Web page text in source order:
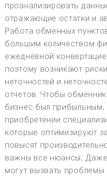
проанализировать
отражающие остатки и
Работа обменных
большим количеством
ежедневной
поэтому возникают
неточностей и
отчетов. Чтобы
бизнес был прибыльным,
приобретении
которые оптимизируют
повысят
важны все нюансы;
могут вызвать